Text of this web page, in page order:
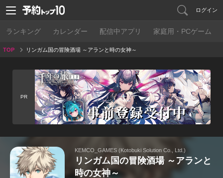
ログイン
ランキング カレンダー 配信中アプリ 家庭用・PCゲーム
TOP リンガム国の冒険酒場 ～アランと時の女神～
PR
KEMCO_GAMES (Kotobuki Solution Co., Ltd.)
リンガム国の冒険酒場 ～アランと
時の女神～